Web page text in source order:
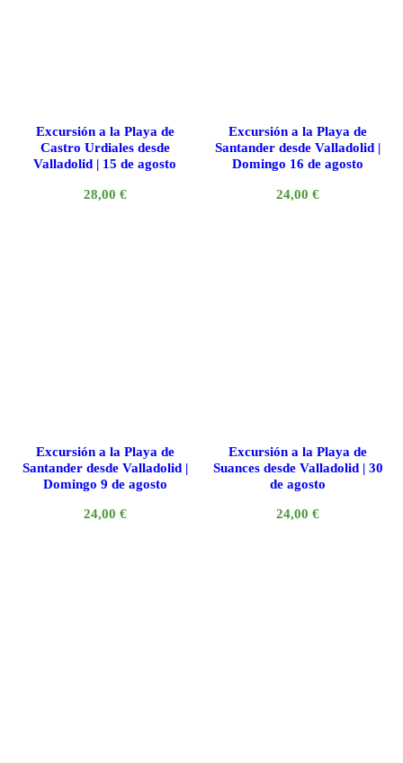
Excursión a la Playa de
Castro Urdiales desde
Valladolid | 15 de agosto
28,00 €
Excursión a la Playa de
Santander desde Valladolid |
Domingo 16 de agosto
24,00€
Excursión a la Playa de
Santander desde Valladolid |
Domingo 9 de agosto
24,00 €
Excursión a la Playa de
Suances desde Valladolid | 30
de agosto
24,00€